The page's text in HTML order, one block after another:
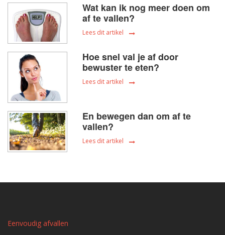
Wat kan ik nog meer doen om
af te vallen?
Lees dit artikel
Hoe snel val je af door
bewuster te eten?
Lees dit artikel
En bewegen dan om af te
vallen?
Lees dit artikel
Eenvoudig afvallen